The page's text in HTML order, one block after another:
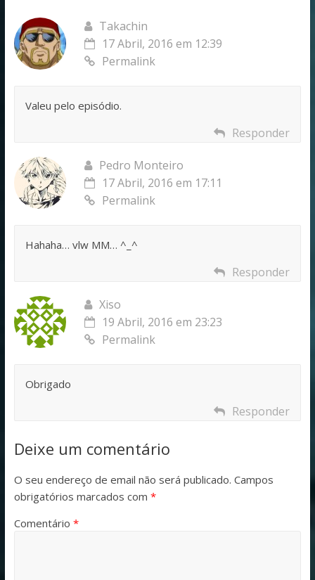
Takachin
17 Abril, 2016 em 12:39
Permalink
Valeu pelo episódio.
Responder
Pedro Monteiro
17 Abril, 2016 em 17:11
Permalink
Hahaha… vlw MM… ^_^
Responder
Xiso
19 Abril, 2016 em 23:23
Permalink
Obrigado
Responder
Deixe um comentário
O seu endereço de email não será publicado. Campos
obrigatórios marcados com *
Comentário *